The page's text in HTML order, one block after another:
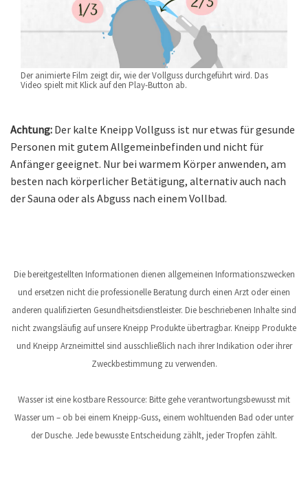
Der animierte Film zeigt dir, wie der Vollguss durchgeführt wird. Das
Video spielt mit Klick auf den Play-Button ab.
Achtung: Der kalte Kneipp Vollguss ist nur etwas für gesunde
Personen mit gutem Allgemeinbefinden und nicht für
Anfänger geeignet. Nur bei warmem Körper anwenden, am
besten nach körperlicher Betätigung, alternativ auch nach
der Sauna oder als Abguss nach einem Vollbad.
Die bereitgestellten Informationen dienen allgemeinen Informationszwecken
und ersetzen nicht die professionelle Beratung durch einen Arzt oder einen
anderen qualifizierten Gesundheitsdienstleister. Die beschriebenen Inhalte sind
nicht zwangsläufig auf unsere Kneipp Produkte übertragbar. Kneipp Produkte
und Kneipp Arzneimittel sind ausschließlich nach ihrer Indikation oder ihrer
Zweckbestimmung zu verwenden.
Wasser ist eine kostbare Ressource: Bitte gehe verantwortungsbewusst mit
Wasser um – ob bei einem Kneipp-Guss, einem wohltuenden Bad oder unter
der Dusche. Jede bewusste Entscheidung zählt, jeder Tropfen zählt.